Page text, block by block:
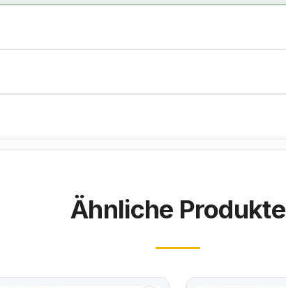
Ähnliche Produkte